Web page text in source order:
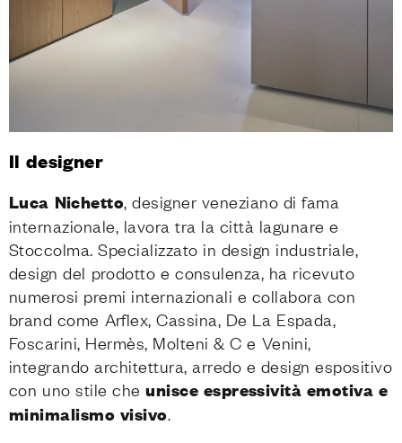
Il designer
Luca Nichetto, designer veneziano di fama
internazionale, lavora tra la città lagunare e
Stoccolma. Specializzato in design industriale,
design del prodotto e consulenza, ha ricevuto
numerosi premi internazionali e collabora con
brand come Arflex, Cassina, De La Espada,
Foscarini, Hermès, Molteni & C e Venini,
integrando architettura, arredo e design espositivo
con uno stile cheunisce espressività emotiva e
minimalismo visivo.